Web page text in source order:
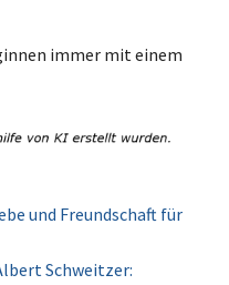
immer mit einem
und Freundschaft für
Schweitzer: